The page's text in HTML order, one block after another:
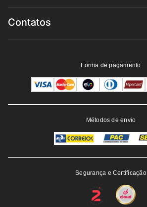
Contatos
Forma de pagamento
Métodos de envio
Segurança e Certificação